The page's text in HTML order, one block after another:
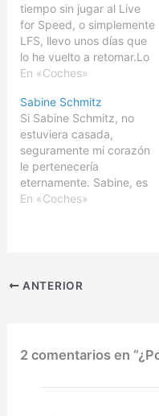
tiempo sin jugar al Live
for Speed, o simplemente
LFS, llevo unos días que
lo he vuelto a retomar.Lo
dejé porque no me gustó
controles de teclado, por
falta de tiempo, y por
haber tenido que
formatear el sistema.El
manejo con teclado,
desde…
En «Coches»
Sabine Schmitz
Si Sabine Schmitz, no
estuviera casada,
seguramente mi corazón
le pertenecería
eternamente. Sabine, es
la taxista más rápida del
No es solamente una
En «Coches»
ANTERIOR
2 comentarios en